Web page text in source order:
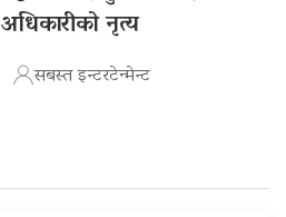
अधिकारीको नृत्य
सबस्त इन्टरटेन्मेन्ट